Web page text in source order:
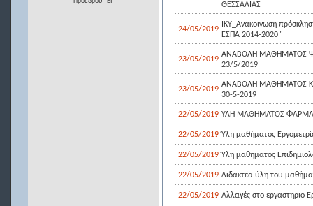
ΘΕΣΣΑΛΙΑΣ
24/05/2019
ΙΚΥ_Ανακοινωση
ΕΣΠΑ 2014-2020"
23/05/2019
ΑΝΑΒΟΛΗ ΜΑΘΗΜΑΤΟΣ
23/5/2019
23/05/2019
ΑΝΑΒΟΛΗ ΜΑΘΗΜΑΤΟΣ
30-5-2019
22/05/2019 ΥΛΗ ΜΑΘΗΜΑΤΟΣ
22/05/2019 Ύλη μαθήματος
22/05/2019 Ύλη μαθηματος
22/05/2019 Διδακτέα ύλη του
22/05/2019 Αλλαγές στο εργαστηριο